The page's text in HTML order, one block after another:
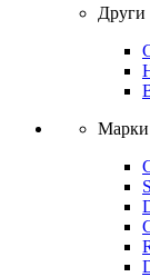
Други
Марки